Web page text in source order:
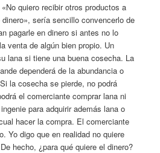
quiero recibir otros productos a
sería sencillo convencerlo de
pagarle en dinero si antes no lo
venta de algún bien propio. Un
lana si tiene una buena cosecha. La
dependerá de la abundancia o
la cosecha se pierde, no podrá
el comerciante comprar lana ni
para adquirir además lana o
hacer la compra. El comerciante
Yo digo que en realidad no quiere
hecho, ¿para qué quiere el dinero?